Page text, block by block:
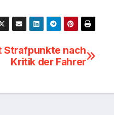
Strafpunkte nach
Kritik der Fahrer